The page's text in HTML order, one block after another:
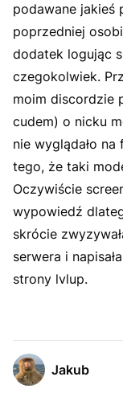
podawane jakieś
poprzedniej
dodatek logując
czegokolwiek.
moim discordzie
cudem) o nicku
nie wyglądało na
tego, że taki
Oczywiście
wypowiedź
skrócie
serwera i
strony lvlup.
Jakub